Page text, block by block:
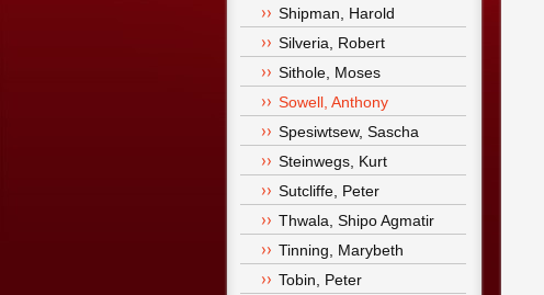
Shipman, Harold
Silveria, Robert
Sithole, Moses
Sowell, Anthony
Spesiwtsew, Sascha
Steinwegs, Kurt
Sutcliffe, Peter
Thwala, Shipo Agmatir
Tinning, Marybeth
Tobin, Peter